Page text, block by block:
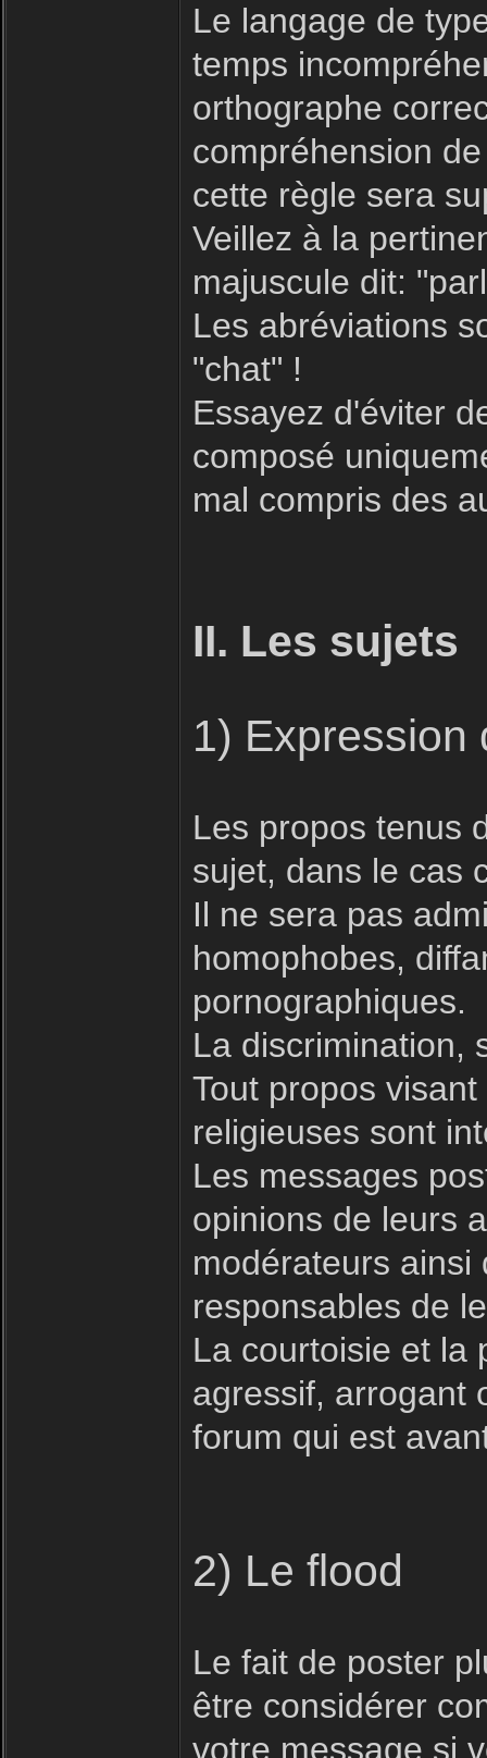
Le langage de
temps
orthographe
compréhension
cette règle sera
Veillez à la
majuscule dit:
Les abréviations
"chat" !
Essayez d'éviter
composé
mal compris des
II. Les sujets
1) Expression
Les propos tenus
sujet, dans le cas
Il ne sera pas
homophobes,
pornographiques.
La discrimination,
Tout propos
religieuses sont
Les messages
opinions de leurs
modérateurs
responsables de
La courtoisie et la
agressif, arrogant
forum qui est
2) Le flood
Le fait de poster
être considérer
votre message si